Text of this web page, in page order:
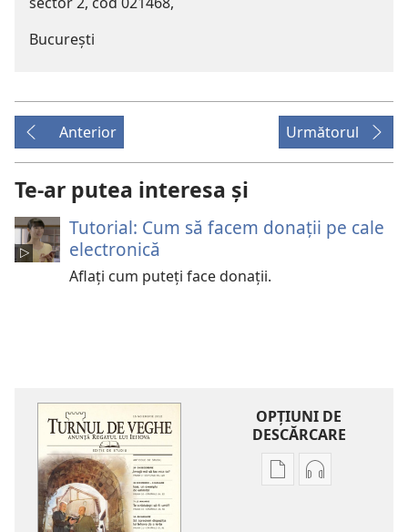
Bucureşti
Anterior Următorul
Te-ar putea interesa și
Tutorial: Cum să facem donații pe cale
electronică
Aflați cum puteți face donații.
OPŢIUNI DE
DESCĂRCARE
OpțiuniOpțiuni